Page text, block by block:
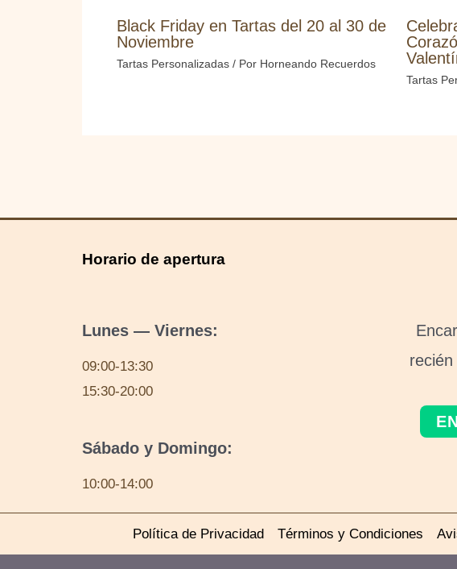
Black Friday en Tartas del 20 al 30 de
Noviembre
Tartas Personalizadas/ Por Horneando Recuerdos
Tartas
Horario de apertura
Lunes — Viernes:
09:00-13:30
15:30-20:00
Sábado y Domingo:
10:00-14:00
Política de Privacidad Términos y Condiciones